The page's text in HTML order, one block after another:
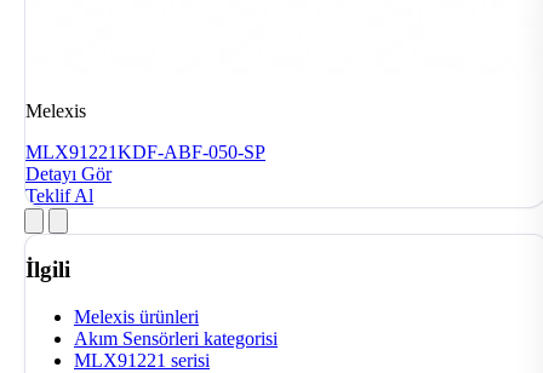
Melexis
MLX91221KDF-ABF-050-SP
Detayı Gör
Teklif Al
İlgili
Melexis ürünleri
Akım Sensörleri kategorisi
MLX91221 serisi